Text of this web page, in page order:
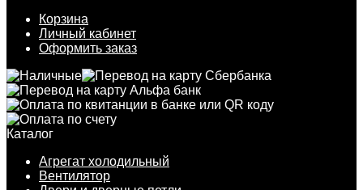
Корзина
Личный кабинет
Оформить заказ
Каталог
Агрегат холодильный
Вентилятор